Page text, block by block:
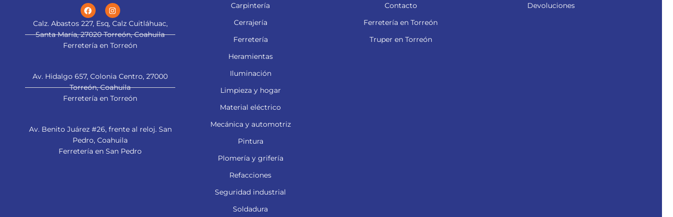
Calz. Abastos 227, Esq, Calz Cuitláhuac,
Santa María, 27020 Torreón, Coahuila
Ferretería en Torreón
Av. Hidalgo 657, Colonia Centro, 27000
Torreón, Coahuila
Ferretería en Torreón
Av. Benito Juárez #26, frente al reloj. San
Pedro, Coahuila
Ferretería en San Pedro
Carpintería
Cerrajería
Ferretería
Heramientas
Iluminación
Limpieza y hogar
Material eléctrico
Mecánica y automotriz
Pintura
Plomería y grifería
Refacciones
Seguridad industrial
Soldadura
Contacto
Ferretería en Torreón
Truper en Torreón
Devoluciones